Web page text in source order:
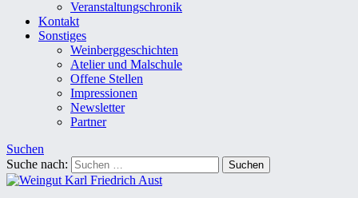
Veranstaltungschronik
Kontakt
Sonstiges
Weinberggeschichten
Atelier und Malschule
Offene Stellen
Impressionen
Newsletter
Partner
Suchen
Suche nach: